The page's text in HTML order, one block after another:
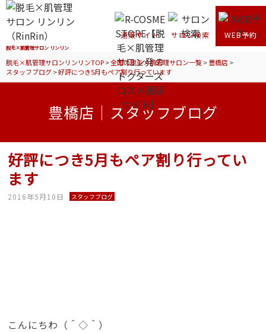
脱毛×肌管理サロン リンリン
通販サイト サロン検索 WEB予約
脱毛×肌管理サロンリンリンTOP>全国の脱毛×肌管理サロン一覧>豊橋店>
スタッフブログ>好評につき5月もペア割り行っています
豊橋店｜スタッフブログ
好評につき5月もペア割り行ってい
ます
2016年5月10日 スタッフブログ
こんにちわ（＾◇＾）